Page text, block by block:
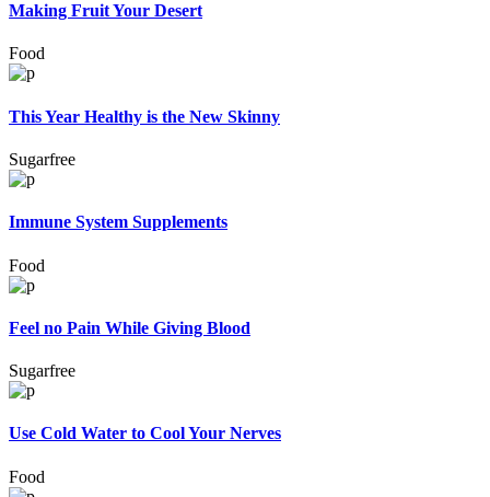
Making Fruit Your Desert
Food
This Year Healthy is the New Skinny
Sugarfree
Immune System Supplements
Food
Feel no Pain While Giving Blood
Sugarfree
Use Cold Water to Cool Your Nerves
Food